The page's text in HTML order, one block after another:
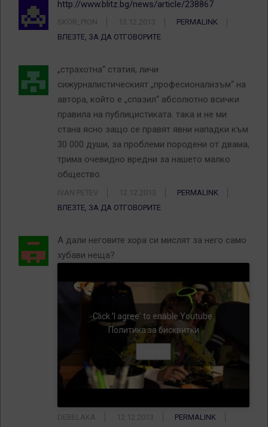
http://www.blitz.bg/news/article/238867
SKOR_PION 13.12.2013
PERMALINK
ВЛЕЗТЕ, ЗА ДА ОТГОВОРИТЕ
„страхотна“ статия, личи
сижурналистическият „професионализъм“ на
автора, който е „спазил“ абсолютно всички
правила на публицистиката. така и не ми
стана ясно защо се правят явни нападки към
30 000 души, за проблеми породени от двама,
трима очевидно вредни за нашето малко
общество.
IVAN PETEV 12.12.2013
PERMALINK
ВЛЕЗТЕ, ЗА ДА ОТГОВОРИТЕ
А дали неговите хора си мислят за него само
хубави неща?
Click 'I agree' to enable Youtube
Политика за бисквитки
DEBELAKA 12.12.2013
PERMALINK